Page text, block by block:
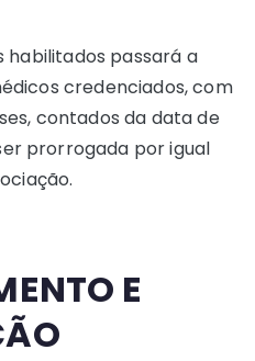
habilitados passará a
credenciados, com
contados da data de
prorrogada por igual
E